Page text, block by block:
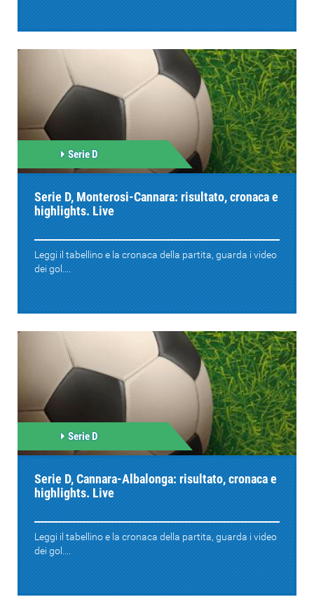
Serie D
Serie D, Monterosi-Cannara: risultato, cronaca e
highlights. Live
Leggi il tabellino e la cronaca della partita, guarda i video
dei gol....
Serie D
Serie D, Cannara-Albalonga: risultato, cronaca e
highlights. Live
Leggi il tabellino e la cronaca della partita, guarda i video
dei gol....